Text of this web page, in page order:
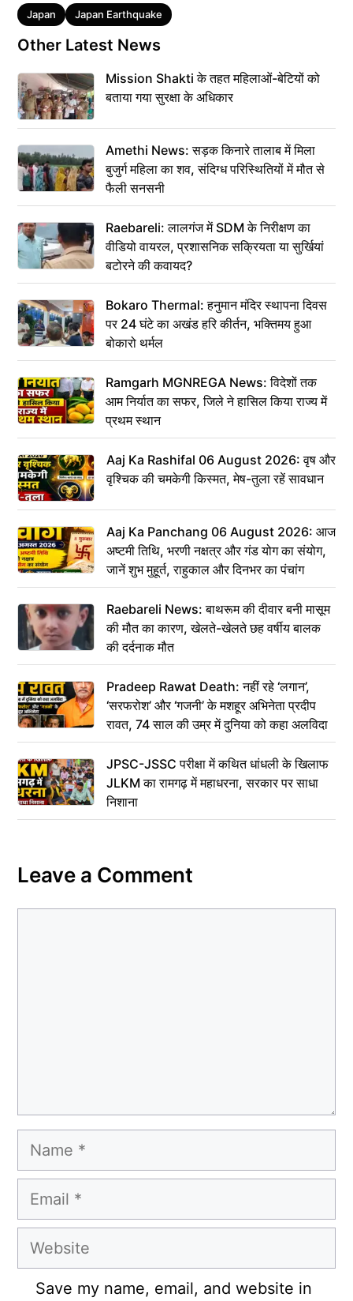
Tags
Japan Japan Earthquake
Other Latest News
Mission Shakti के तहत महिलाओं-बेटियों को
बताया गया सुरक्षा के अधिकार
Amethi News: सड़क किनारे तालाब में मिला
बुजुर्ग महिला का शव, संदिग्ध परिस्थितियों में मौत से
फैली सनसनी
Raebareli: लालगंज में SDM के निरीक्षण का
वीडियो वायरल, प्रशासनिक सक्रियता या सुर्खियां
बटोरने की कवायद?
Bokaro Thermal: हनुमान मंदिर स्थापना दिवस
पर 24 घंटे का अखंड हरि कीर्तन, भक्तिमय हुआ
बोकारो थर्मल
Ramgarh MGNREGA News: विदेशों तक
आम निर्यात का सफर, जिले ने हासिल किया राज्य में
प्रथम स्थान
Aaj Ka Rashifal 06 August 2026: वृष और
वृश्चिक की चमकेगी किस्मत, मेष-तुला रहें सावधान
Aaj Ka Panchang 06 August 2026: आज
अष्टमी तिथि, भरणी नक्षत्र और गंड योग का संयोग,
जानें शुभ मुहूर्त, राहुकाल और दिनभर का पंचांग
Raebareli News: बाथरूम की दीवार बनी मासूम
की मौत का कारण, खेलते-खेलते छह वर्षीय बालक
की दर्दनाक मौत
Pradeep Rawat Death: नहीं रहे ‘लगान’,
‘सरफरोश’ और ‘गजनी’ के मशहूर अभिनेता प्रदीप
रावत, 74 साल की उम्र में दुनिया को कहा अलविदा
JPSC-JSSC परीक्षा में कथित धांधली के खिलाफ
JLKM का रामगढ़ में महाधरना, सरकार पर साधा
निशाना
Leave a Comment
Name
Email
Website
Save my name, email, and website in